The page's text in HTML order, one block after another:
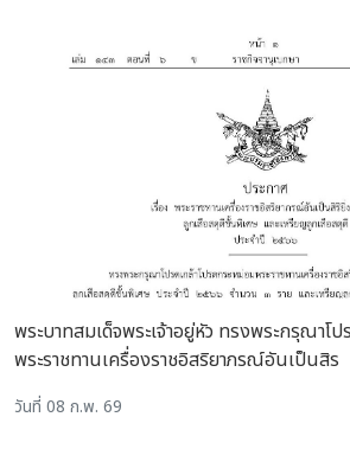
พระบาทสมเด็จพระเจ้าอยู่หัว ทรงพระกรุณาโ
พระราชทานเครื่องราชอิสริยาภรณ์อันเป็นสิร
วันที่ 08 ก.พ. 69